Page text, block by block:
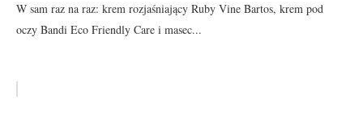
W sam raz na raz: krem rozjaśniający Ruby Vine Bartos, krem pod
oczy Bandi Eco Friendly Care i masec...